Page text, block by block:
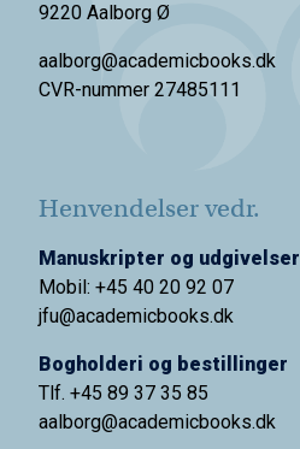
9220 Aalborg Ø
aalborg@academicbooks.dk
CVR-nummer 27485111
Henvendelser vedr.
Manuskripter og udgivelser
Mobil: +45 40 20 92 07
jfu@academicbooks.dk
Bogholderi og bestillinger
Tlf. +45 89 37 35 85
aalborg@academicbooks.dk